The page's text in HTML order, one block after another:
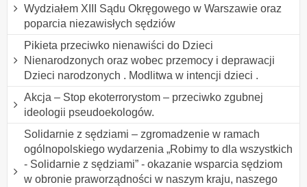
Wydziałem XIII Sądu Okręgowego w Warszawie oraz
poparcia niezawisłych sędziów
Pikieta przeciwko nienawiści do Dzieci
Nienarodzonych oraz wobec przemocy i deprawacji
Dzieci narodzonych . Modlitwa w intencji dzieci .
Akcja – Stop ekoterrorystom – przeciwko zgubnej
ideologii pseudoekologów.
Solidarnie z sędziami – zgromadzenie w ramach
ogólnopolskiego wydarzenia „Robimy to dla wszystkich
- Solidarnie z sędziami” - okazanie wsparcia sędziom
w obronie praworządności w naszym kraju, naszego